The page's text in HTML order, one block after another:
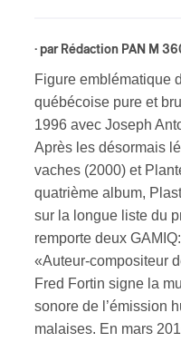
· par Rédaction PAN M
Figure emblématique
québécoise pure et
1996 avec Joseph
Après les désormais
vaches (2000) et
quatrième album,
sur la longue liste du
remporte deux
«Auteur-compositeur
Fred Fortin signe la
sonore de l’émission
malaises. En mars